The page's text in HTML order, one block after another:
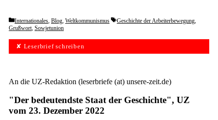
Categories
Internationales, Blog, Weltkommunismus Tags
Geschichte der Arbeiterbewegung,
Grußwort, Sowjetunion
✘ Leserbrief schreiben
An die UZ-Redaktion (leserbriefe (at) unsere-zeit.de)
"Der bedeutendste Staat der Geschichte", UZ
vom 23. Dezember 2022